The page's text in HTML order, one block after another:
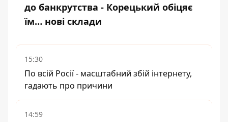
до банкрутства - Корецький обіцяє
їм… нові склади
15:30
По всій Росії - масштабний збій інтернету,
гадають про причини
14:59